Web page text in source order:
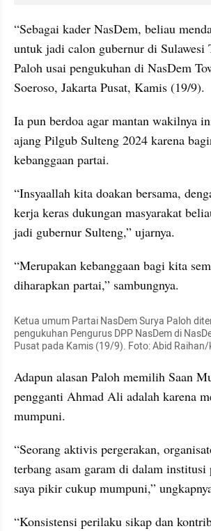
“Sebagai kader NasDem, beliau
untuk jadi calon gubernur di Sulawesi
Paloh usai pengukuhan di NasDem
Soeroso, Jakarta Pusat, Kamis (19/9).
Ia pun berdoa agar mantan wakilnya
ajang Pilgub Sulteng 2024 karena
kebanggaan partai.
“Insyaallah kita doakan bersama,
kerja keras dukungan masyarakat
jadi gubernur Sulteng,” ujarnya.
“Merupakan kebanggaan bagi kita
diharapkan partai,” sambungnya.
Ketua umum Partai NasDem Surya Paloh
pengukuhan Pengurus DPP NasDem di
Pusat pada Kamis (19/9). Foto: Abid
Adapun alasan Paloh memilih Saan
pengganti Ahmad Ali adalah karena
mumpuni.
“Seorang aktivis pergerakan,
terbang asam garam di dalam
saya pikir cukup mumpuni,”
“Konsistensi perilaku sikap dan